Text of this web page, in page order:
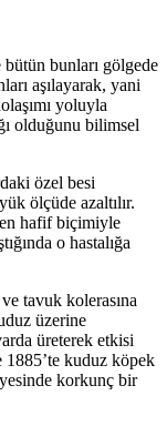
bütün bunları gölgede
aşılayarak, yani
yoluyla
olduğunu bilimsel
özel besi
ölçüde azaltılır.
en hafif biçimiyle
o hastalığa
tavuk kolerasına
üzerine
üreterek etkisi
1885’te kuduz köpek
korkunç bir